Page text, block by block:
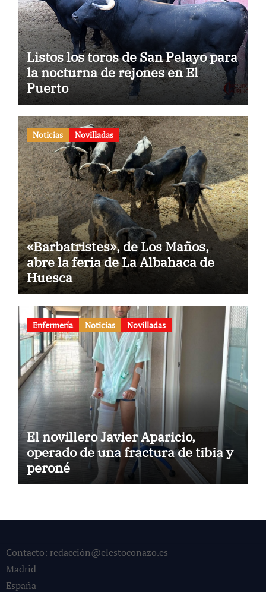
Listos los toros de San Pelayo para
la nocturna de rejones en El
Puerto
Noticias Novilladas
«Barbatristes», de Los Maños,
abre la feria de La Albahaca de
Huesca
Enfermería Noticias Novilladas
El novillero Javier Aparicio,
operado de una fractura de tibia y
peroné
Contacto: redacción@elestoconazo.es
Madrid
España